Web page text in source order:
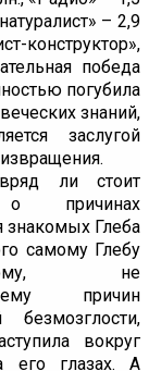
– 2,9
конструктор»,
победа
погубила
знаний,
заслугой
ли стоит
причинах
знакомых Глеба
самому Глебу
не
причин
вокруг
его глазах. А